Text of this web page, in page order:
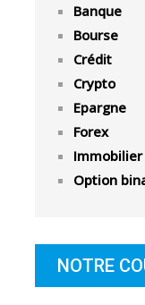
Banque
Bourse
Crédit
Crypto
Epargne
Forex
Immobilier
Option
NOTRE